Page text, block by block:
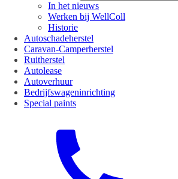
In het nieuws
Werken bij WellColl
Historie
Autoschadeherstel
Caravan-Camperherstel
Ruitherstel
Autolease
Autoverhuur
Bedrijfswageninrichting
Special paints